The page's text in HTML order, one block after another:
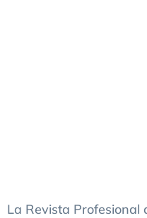
La Revista Profesional